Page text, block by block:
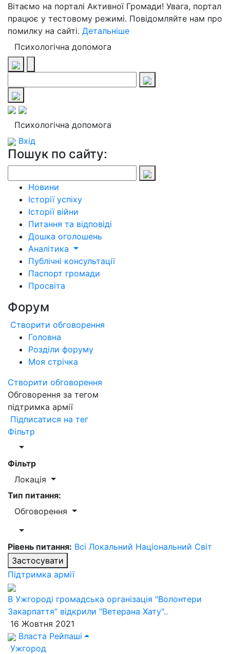
Вітаємо на порталі Активної Громади! Увага, портал
працює у тестовому режимі. Повідомляйте нам про
помилку на сайті. Детальніше
Психологічна допомога
Психологічна допомога
Вхід
Пошук по сайту:
Новини
Історії успіху
Історії війни
Питання та відповіді
Дошка оголошень
Аналітика
Публічні консультації
Паспорт громади
Просвіта
Форум
Створити обговорення
Головна
Розділи форуму
Моя стрічка
Створити обговорення
Обговорення за тегом
підтримка армії
Підписатися на тег
Фільтр
Фільтр
Локація
Тип питання:
Обговорення
Рівень питання: Всі Локальний Національний Світ
Застосувати
Підтримка армії
В Ужгороді громадська організація "Волонтери
Закарпаття" відкрили "Ветерана Хату"..
16 Жовтня 2021
Власта Рейпаші
Ужгород